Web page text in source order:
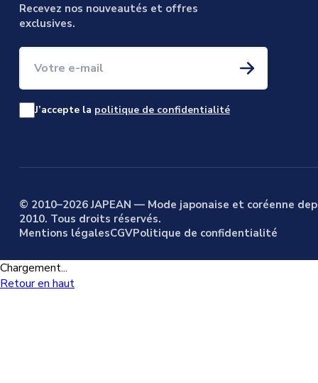
Recevez nos nouveautés et offres
exclusives.
J’accepte la politique de confidentialité
© 2010–2026 JAPEAN — Mode japonaise et coréenne
2010. Tous droits réservés.
Mentions légalesCGVPolitique de confidentialité
Chargement...
Retour en haut